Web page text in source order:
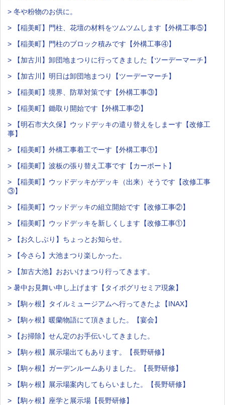
> 冬や粉物のお供に。
> 【稲美町】門柱、花壇の材料をツムツムします【外構工事⑤】
> 【稲美町】門柱のブロック積みです【外構工事④】
> 【加古川】卸団地まつりに行ってきました【ツーデーマーチ】
> 【加古川】明日は卸団地まつり【ツーデーマーチ】
> 【稲美町】境界、防草対策です【外構工事③】
> 【稲美町】鋤取り開始です【外構工事②】
> 【明石市大久保】ウッドデッキの遣り替えをしまーす【改修工
事】
> 【稲美町】外構工事着工でーす【外構工事①】
> 【稲美町】波板の張り替え工事です【カーポート】
> 【稲美町】ウッドデッキがデッキ（出来）そうです【改修工事
③】
> 【稲美町】ウッドデッキの組立開始です【改修工事②】
> 【稲美町】ウッドデッキを新しくします【改修工事①】
> 【お久しぶり】ちょっとお知らせ。
> 【今さら】大池まつり楽しかった。
> 【加古大池】おおいけまつり行ってきます。
> 暑中お見舞い申し上げます【タイポグリセミア現象】
> 【駒ヶ根】タイルミュージアムへ行ってきたよ【INAX】
> 【駒ヶ根】暖蘭物語にて頂きました。【宴会】
> 【お掃除】せん定のお手伝いしてきました。
> 【駒ヶ根】展示場出てもあります。【長野研修】
> 【駒ヶ根】ガーデンルームありました。【長野研修】
> 【駒ヶ根】展示場案内してもらいました。【長野研修】
> 【駒ヶ根】座学と展示場【長野研修】